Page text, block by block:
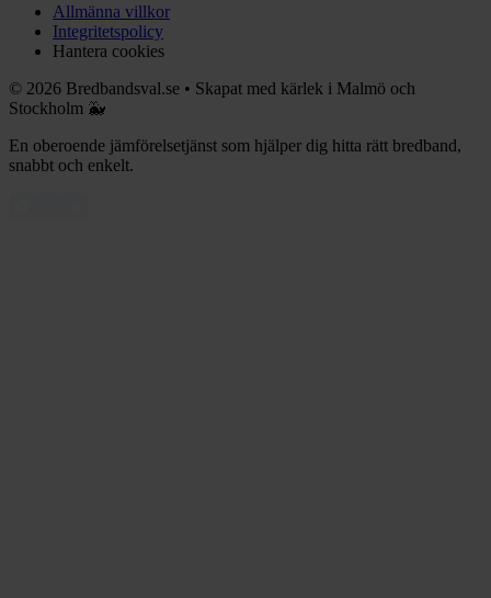
Allmänna villkor
Integritetspolicy
Hantera cookies
© 2026 Bredbandsval.se • Skapat med kärlek i Malmö och
Stockholm 🐳
En oberoende jämförelsetjänst som hjälper dig hitta rätt bredband,
snabbt och enkelt.